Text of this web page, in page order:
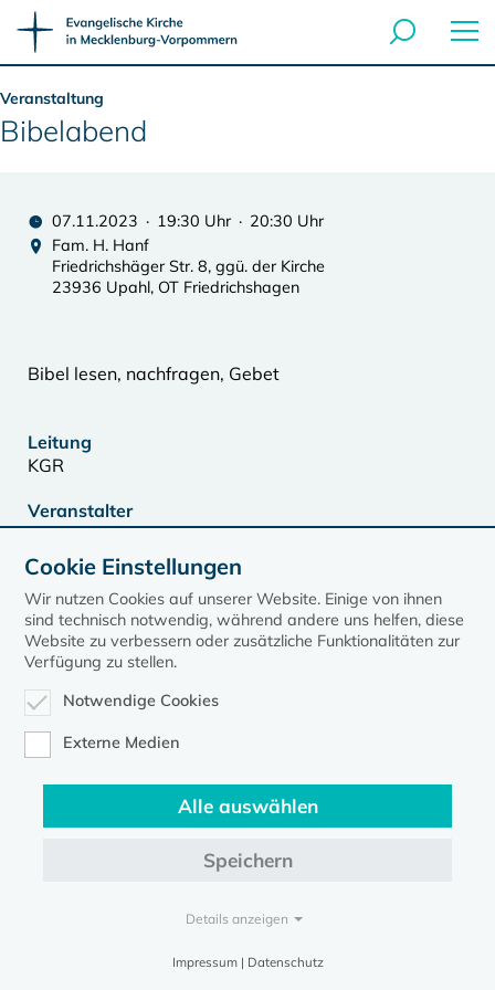
Veranstaltung
Bibelabend
07.11.2023 · 19:30 Uhr · 20:30 Uhr
Fam. H. Hanf
Friedrichshäger Str. 8, ggü. der Kirche
23936 Upahl, OT Friedrichshagen
Bibel lesen, nachfragen, Gebet
Leitung
KGR
Veranstalter
KGR
Im Kalender speichern (.ics)
zurück zur Übersicht der Veranstaltungen
Datenschutz
Evangelische Kirche in Mecklenburg-Vorpommern © 2026
Cookie Einstellungen
Wir nutzen Cookies auf unserer Website. Einige von ihnen
sind technisch notwendig, während andere uns helfen, diese
Website zu verbessern oder zusätzliche Funktionalitäten zur
Verfügung zu stellen.
Notwendige Cookies
Externe Medien
Alle auswählen
Speichern
Details anzeigen
Impressum | Datenschutz